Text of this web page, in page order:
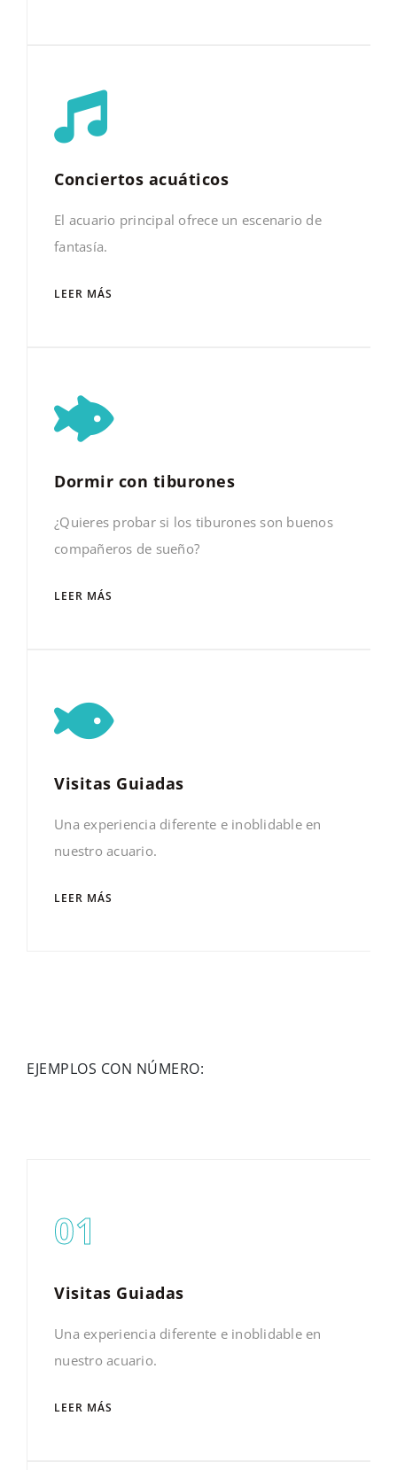
Conciertos acuáticos
El acuario principal ofrece un escenario de
fantasía.
LEER MÁS
Dormir con tiburones
¿Quieres probar si los tiburones son buenos
compañeros de sueño?
LEER MÁS
Visitas Guiadas
Una experiencia diferente e inoblidable en
nuestro acuario.
LEER MÁS
EJEMPLOS CON NÚMERO:
01
Visitas Guiadas
Una experiencia diferente e inoblidable en
nuestro acuario.
LEER MÁS